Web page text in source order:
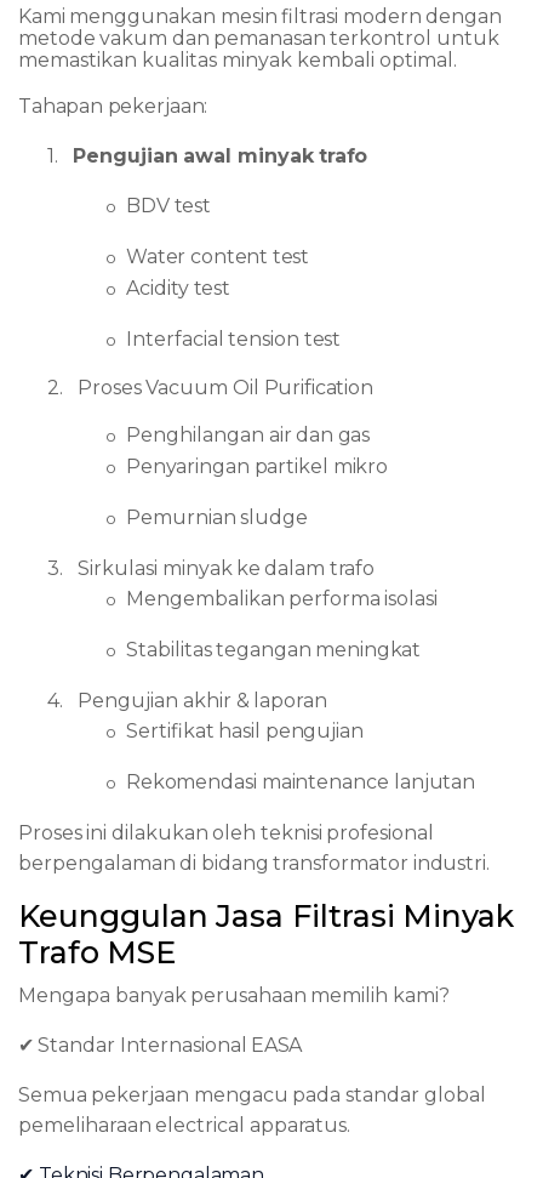
Kami menggunakan mesin filtrasi modern dengan
metode vakum dan pemanasan terkontrol untuk
memastikan kualitas minyak kembali optimal.
Tahapan pekerjaan:
1. Pengujian awal minyak trafo
o BDV test
o Water contenttest
o Acidity test
o Interfacial tension test
2. ProsesVacuum Oil Purification
o Penghilangan air dan gas
o Penyaringan partikel mikro
o Pemurnian sludge
3. Sirkulasi minyak ke dalam trafo
o Mengembalikan performa isolasi
o Stabilitastegangan meningkat
4. Pengujian akhir & laporan
o Sertifikat hasil pengujian
o Rekomendasi maintenance lanjutan
Prosesini dilakukan oleh teknisi profesional
berpengalaman di bidang transformator industri.
Keunggulan Jasa Filtrasi Minyak
Trafo MSE
Mengapa banyak perusahaan memilih kami?
✔ Standar Internasional EASA
Semua pekerjaan mengacu pada standar global
pemeliharaan electrical apparatus.